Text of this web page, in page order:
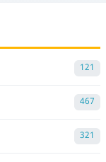
121
467
321